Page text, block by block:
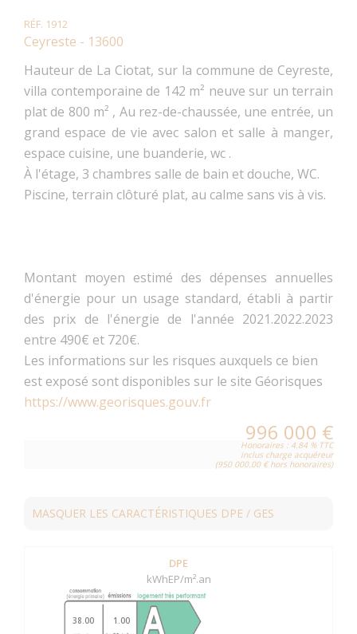
RÉF. 1912
Ceyreste - 13600
Hauteur de La Ciotat, sur la commune de Ceyreste,
villa contemporaine de 142 m² neuve sur un terrain
plat de 800 m² , Au rez-de-chaussée, une entrée, un
grand espace de vie avec salon et salle à manger,
espace cuisine, une buanderie, wc .
À l'étage, 3 chambres salle de bain et douche, WC.
Piscine, terrain clôturé plat, au calme sans vis à vis.
Montant moyen estimé des dépenses annuelles
d'énergie pour un usage standard, établi à partir
des prix de l'énergie de l'année 2021.2022.2023
entre 490€ et 720€.
Les informations sur les risques auxquels ce bien
est exposé sont disponibles sur le site Géorisques
https://www.georisques.gouv.fr
996 000 €
Honoraires : 4.84 % TTC
inclus charge acquéreur
(950 000.00 € hors honoraires)
MASQUER LES CARACTÉRISTIQUES DPE / GES
DPE
kWhEP/m².an
38.00 1.00